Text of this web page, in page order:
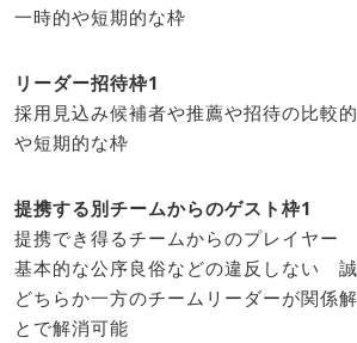
一時的や短期的な枠
リーダー招待枠1
採用見込み候補者や推薦や招待の比較
や短期的な枠
提携する別チームからのゲスト枠1
提携でき得るチームからのプレイヤー
基本的な公序良俗などの違反しない
どちらか一方のチームリーダーが関係
とで解消可能